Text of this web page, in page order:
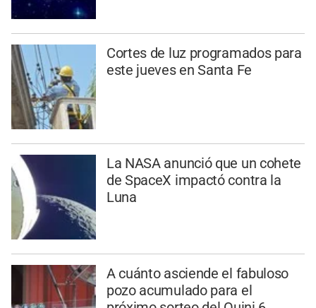
Cortes de luz programados para
este jueves en Santa Fe
La NASA anunció que un cohete
de SpaceX impactó contra la
Luna
A cuánto asciende el fabuloso
pozo acumulado para el